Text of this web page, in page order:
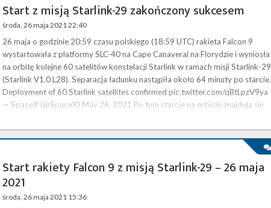
Start z misją Starlink-29 zakończony sukcesem
środa, 26 maja 2021 22:40
26 maja o godzinie 20:59 czasu polskiego (18:59 UTC) rakieta Falcon 9
wystartowała z platformy SLC-40 na Cape Canaveral na Florydzie i wyniosła
na orbitę kolejne 60 satelitów konstelacji Starlink w ramach misji Starlink-29
(Starlink V1.0 L28). Separacja ładunku nastąpiła około 64 minuty po starcie.
Deployment of 60 Starlink satellites confirmed pic.twitter.com/qBtLpzV9ya
— SpaceX (@SpaceX) May 26, 2021 Po tym starcie na orbicie znajdują się
Start rakiety Falcon 9 z misją Starlink-29 – 26 maja
2021
środa, 26 maja 2021 15:36